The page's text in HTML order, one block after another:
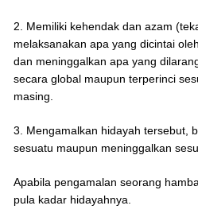
2. Memiliki kehendak dan azam
melaksanakan apa yang dicintai
dan meninggalkan apa yang
secara global maupun terperinci
masing.
3. Mengamalkan hidayah tersebut,
sesuatu maupun meninggalkan
Apabila pengamalan seorang
pula kadar hidayahnya.